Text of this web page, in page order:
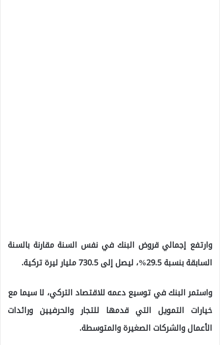
وارتفع إجمالي قروض البنك في نفس السنة مقارنة بالسنة
السابقة بنسبة 29.5%، ليصل إلى 730.5 مليار ليرة تركية.
واستمر البنك في توسيع دعمه للاقتصاد التركي، لا سيما مع
خيارات التمويل التي قدمها للتجار والحرفيين ورائدات
الأعمال والشركات الصغيرة والمتوسطة.